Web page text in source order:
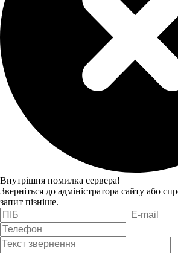
Внутрішня помилка сервера!
Зверніться до адміністратора сайту або
запит пізніше.